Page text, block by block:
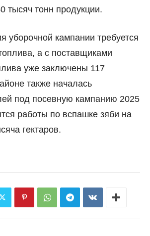
тысяч тонн продукции.
уборочной кампании требуется
а с поставщиками
уже заключены 117
также началась
под посевную кампанию 2025
работы по вспашке зяби на
гектаров.